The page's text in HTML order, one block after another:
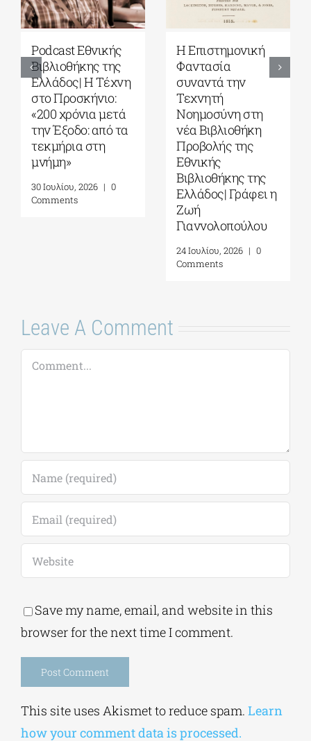
Podcast Εθνικής
Βιβλιοθήκης της
Ελλάδος| Η Tέχνη
στο Προσκήνιο:
«200 χρόνια μετά
την Έξοδο: από τα
τεκμήρια στη
μνήμη»
30 Ιουλίου, 2026 | 0
Comments
Η Επιστημονική
Φαντασία
συναντά την
Τεχνητή
Νοημοσύνη στη
νέα Βιβλιοθήκη
Προβολής της
Εθνικής
Βιβλιοθήκης της
Ελλάδος| Γράφει η
Ζωή
Γιαννολοπούλου
24 Ιουλίου, 2026 | 0
Comments
Leave A Comment
Comment
Save my name, email, and website in this
browser for the next time I comment.
This site uses Akismet to reduce spam. Learn
how your comment data is processed.